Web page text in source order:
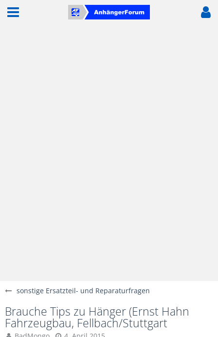
sonstige Ersatzteil- und Reparaturfragen
Brauche Tips zu Hänger (Ernst Hahn
Fahrzeugbau, Fellbach/Stuttgart